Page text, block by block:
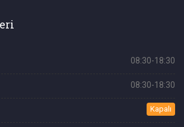
08:30-18:30
08:30-18:30
Kapalı